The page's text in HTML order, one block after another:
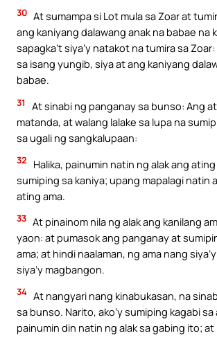
30 At sumampa si Lot mula sa Zoar at
ang kaniyang dalawang anak na babae na
sapagka’t siya’y natakot na tumira sa
sa isang yungib, siya at ang kaniyang
babae.
31
At sinabi ng panganay sa bunso: Ang
matanda, at walang lalake sa lupa na
sa ugali ng sangkalupaan:
32
Halika, painumin natin ng alak ang
sumiping sa kaniya; upang mapalagi natin
ating ama.
33 At pinainom nila ng alak ang kanilang
yaon: at pumasok ang panganay at
ama; at hindi naalaman, ng ama nang
siya’y magbangon.
34 At nangyari nang kinabukasan, na
sa bunso. Narito, ako’y sumiping kagabi sa
painumin din natin ng alak sa gabing ito;